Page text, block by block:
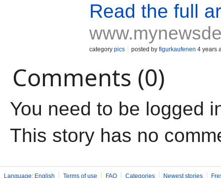
Read the full
category pics posted by figurkaufenen 4 years
Comments (0)
You need to be logged
This story has no
Language: English Terms of use FAQ Categories Newest stories